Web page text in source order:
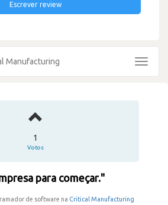
Escrever review
Manufacturing
Toggle
1
Votos
para começar."
de software na Critical Manufacturing